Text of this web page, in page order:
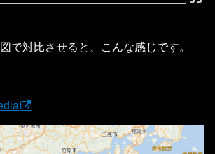
で対比させると、こんな感じです。